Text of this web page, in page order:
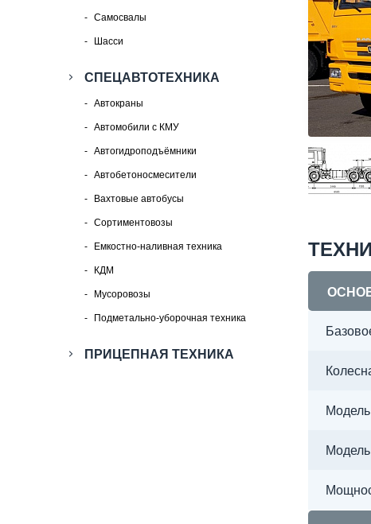
Самосвалы
Шасси
СПЕЦАВТОТЕХНИКА
Автокраны
Автомобили с КМУ
Автогидроподъёмники
Автобетоносмесители
Вахтовые автобусы
Сортиментовозы
Емкостно-наливная техника
КДМ
Мусоровозы
Подметально-уборочная техника
ПРИЦЕПНАЯ ТЕХНИКА
Модель